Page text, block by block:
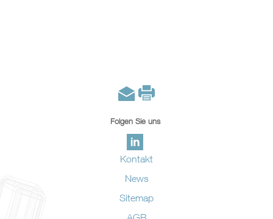
Folgen Sie uns
Kontakt
News
Sitemap